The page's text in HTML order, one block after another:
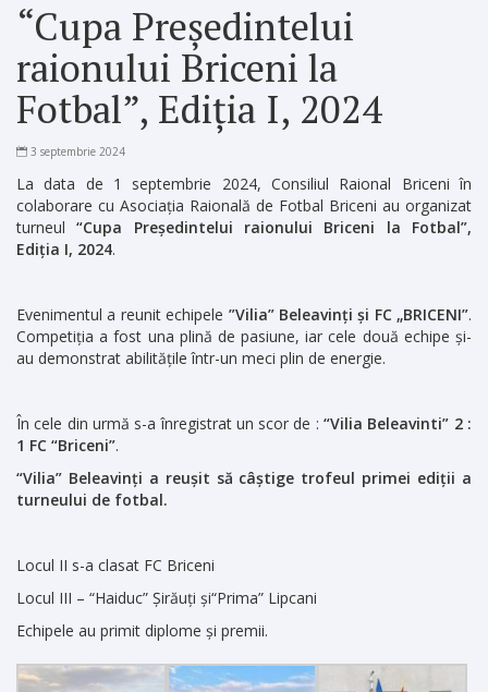
“Cupa Președintelui
raionului Briceni la
Fotbal”, Ediția I, 2024
3 septembrie 2024
La data de 1 septembrie 2024, Consiliul Raional Briceni în
colaborare cu Asociația Raională de Fotbal Briceni au organizat
turneul “Cupa Președintelui raionului Briceni la Fotbal”,
Ediția I, 2024.
Evenimentul a reunit echipele ”Vilia” Beleavinți și FC „BRICENI”.
Competiția a fost una plină de pasiune, iar cele două echipe și-
au demonstrat abilitățile într-un meci plin de energie.
În cele din urmă s-a înregistrat un scor de :“Vilia Beleavinti” 2 :
1 FC “Briceni”.
“Vilia” Beleavinți a reușit să câștige trofeul primei ediții a
turneului de fotbal.
Locul II s-a clasat FC Briceni
Locul III – “Haiduc” Șirăuți și“Prima” Lipcani
Echipele au primit diplome și premii.